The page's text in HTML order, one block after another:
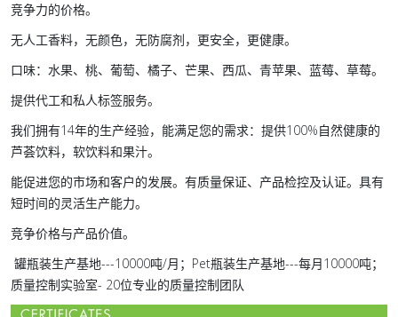
竞争力的价格。
无人工香料，无颜色，无防腐剂，更安全，更健康。
口味：水果、桃、葡萄、橘子、芒果、西瓜、青苹果、蓝莓、草莓。
提供代工和私人标签服务。
我们拥有14年的生产经验，能满足您的需求：提供100%自然健康的
芦荟饮料，软饮料和果汁。
能促进您的市场和客户的发展。有质量保证、产品检控及认证。具有
短时间的灵活生产能力。
竞争价格与产品价值。
罐瓶装生产基地---10000吨/月；Pet瓶装生产基地---每月10000吨；
质量控制实验室- 20位专业的质量控制团队